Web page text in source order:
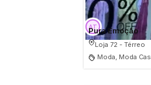
Pura Emoção
Loja 72 - Térreo
Moda, Moda